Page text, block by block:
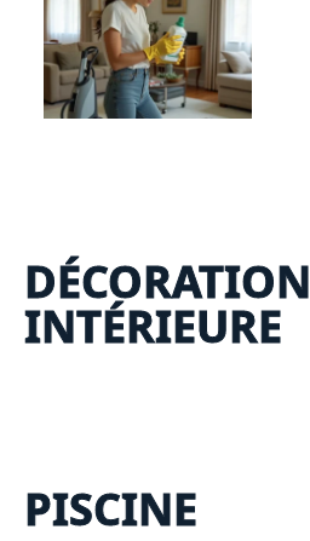
DÉCORATION
INTÉRIEURE
PISCINE